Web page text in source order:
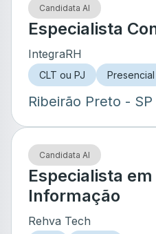
Candidata AI
Especialista
IntegraRH
CLT ou PJ Presencial
Ribeirão Preto - SP
Candidata AI
Especialista
Informação
Rehva Tech